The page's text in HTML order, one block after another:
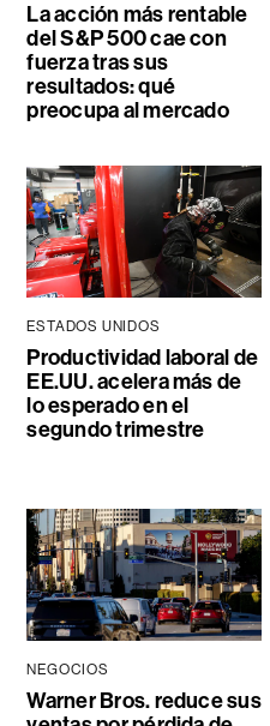
La acción más rentable
del S&P 500 cae con
fuerza tras sus
resultados: qué
preocupa al mercado
ESTADOS UNIDOS
Productividad laboral de
EE.UU. acelera más de
lo esperado en el
segundo trimestre
NEGOCIOS
Warner Bros. reduce sus